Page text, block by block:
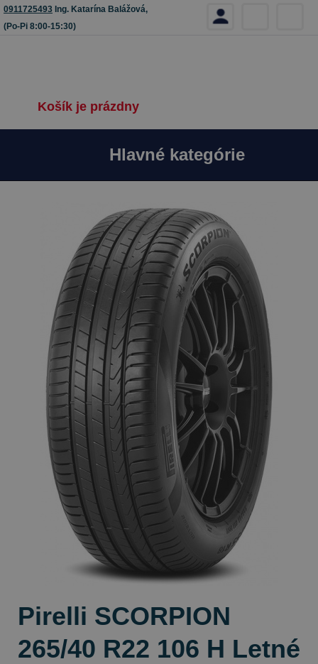
0911725493 Ing. Katarína Balážová,
(Po-Pi 8:00-15:30)
Košík je prázdny
Hlavné kategórie
Pirelli SCORPION
265/40 R22 106 H Letné